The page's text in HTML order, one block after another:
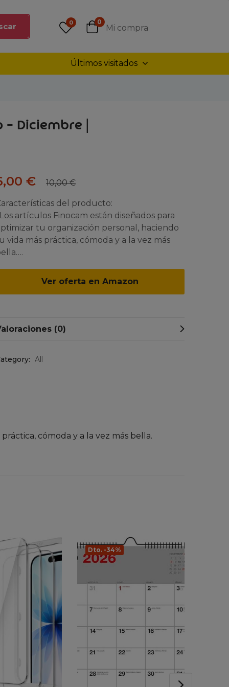
0 0
Mi compra
Últimos visitados
Diciembre |
€ 10,00€
del producto:
Los artículos Finocam están diseñados para
tu organización personal, haciendo
vida más práctica, cómoda y a la vez más
Ver oferta en Amazon
(0)
All
cómoda y a la vez más bella.
Dto. -34%